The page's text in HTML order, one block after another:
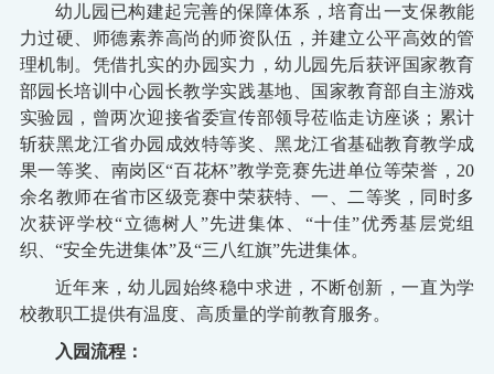
幼儿园已构建起完善的保障体系，培育出一支保教能
力过硬、师德素养高尚的师资队伍，并建立公平高效的管
理机制。凭借扎实的办园实力，幼儿园先后获评国家教育
部园长培训中心园长教学实践基地、国家教育部自主游戏
实验园，曾两次迎接省委宣传部领导莅临走访座谈；累计
斩获黑龙江省办园成效特等奖、黑龙江省基础教育教学成
果一等奖、南岗区“百花杯”教学竞赛先进单位等荣誉，20
余名教师在省市区级竞赛中荣获特、一、二等奖，同时多
次获评学校“立德树人”先进集体、“十佳”优秀基层党组
织、“安全先进集体”及“三八红旗”先进集体。
近年来，幼儿园始终稳中求进，不断创新，一直为学
校教职工提供有温度、高质量的学前教育服务。
入园流程：